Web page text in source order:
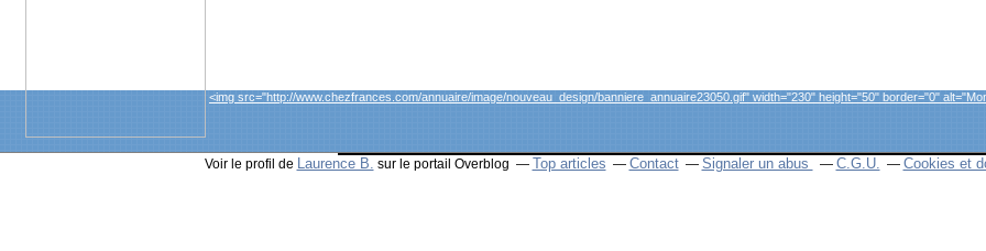
<img src="http://www.chezfrances.com/annuaire/image/nouveau_design/banniere_annuaire23050.gif" width="230" height="50" border="0"
Voir le profil de Laurence B. sur le portail Overblog Top articles Contact Signaler un abus C.G.U. Cookies et